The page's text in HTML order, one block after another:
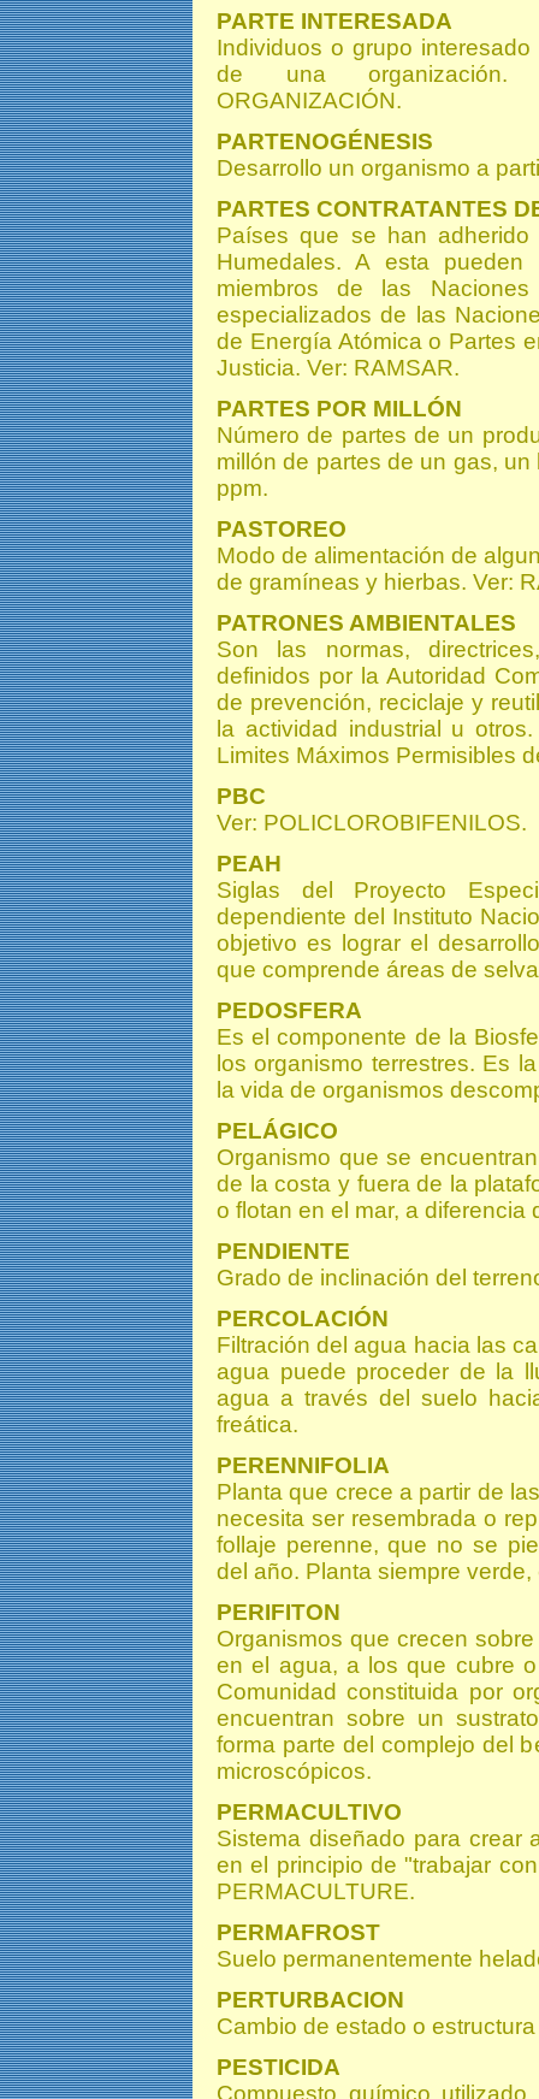
PARTE INTERESADA
Individuos o grupo
de una organización.
ORGANIZACIÓN.
PARTENOGÉNESIS
Desarrollo un organismo a
PARTES CONTRATANTES
Países que se han
Humedales. A esta
miembros de las
especializados de las
de Energía Atómica o Partes
Justicia. Ver: RAMSAR.
PARTES POR MILLÓN
Número de partes de un
millón de partes de un gas,
ppm.
PASTOREO
Modo de alimentación de
de gramíneas y hierbas. Ver:
PATRONES AMBIENTALES
Son las normas,
definidos por la Autoridad
de prevención, reciclaje y
la actividad industrial u
Limites Máximos Permisibles
PBC
Ver: POLICLOROBIFENILOS.
PEAH
Siglas del Proyecto
dependiente del Instituto
objetivo es lograr el
que comprende áreas de
PEDOSFERA
Es el componente de la
los organismo terrestres. Es
la vida de organismos
PELÁGICO
Organismo que se
de la costa y fuera de la
o flotan en el mar, a diferencia
PENDIENTE
Grado de inclinación del
PERCOLACIÓN
Filtración del agua hacia las
agua puede proceder de la
agua a través del suelo
freática.
PERENNIFOLIA
Planta que crece a partir de
necesita ser resembrada o
follaje perenne, que no se
del año. Planta siempre
PERIFITON
Organismos que crecen
en el agua, a los que cubre
Comunidad constituida por
encuentran sobre un
forma parte del complejo del
microscópicos.
PERMACULTIVO
Sistema diseñado para crear
en el principio de "trabajar
PERMACULTURE.
PERMAFROST
Suelo permanentemente
PERTURBACION
Cambio de estado o
PESTICIDA
Compuesto químico